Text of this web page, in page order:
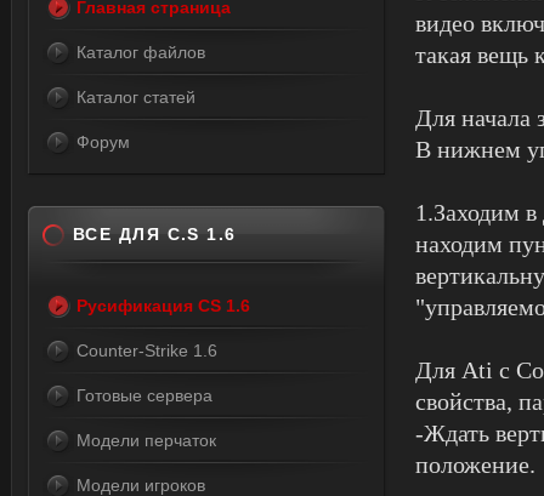
видео
такая вещь
Для начала
В нижнем
1.Заходим в
находим
Для Ati с
свойства,
-Ждать
положение.
Главная страница
Каталог файлов
Каталог статей
Форум
ВСЕ ДЛЯ C.S 1.6
Русификация CS 1.6
Counter-Strike 1.6
Готовые сервера
Модели перчаток
Модели игроков